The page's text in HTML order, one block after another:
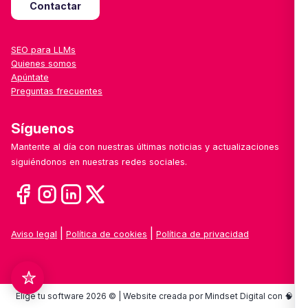
Contactar
SEO para LLMs
Quienes somos
Apúntate
Preguntas frecuentes
Síguenos
Mantente al día con nuestras últimas noticias y actualizaciones
siguiéndonos en nuestras redes sociales.
Aviso legal Política de cookies Política de privacidad
Elige tu software 2026 © | Website creada por Mindset Digital con 🧠